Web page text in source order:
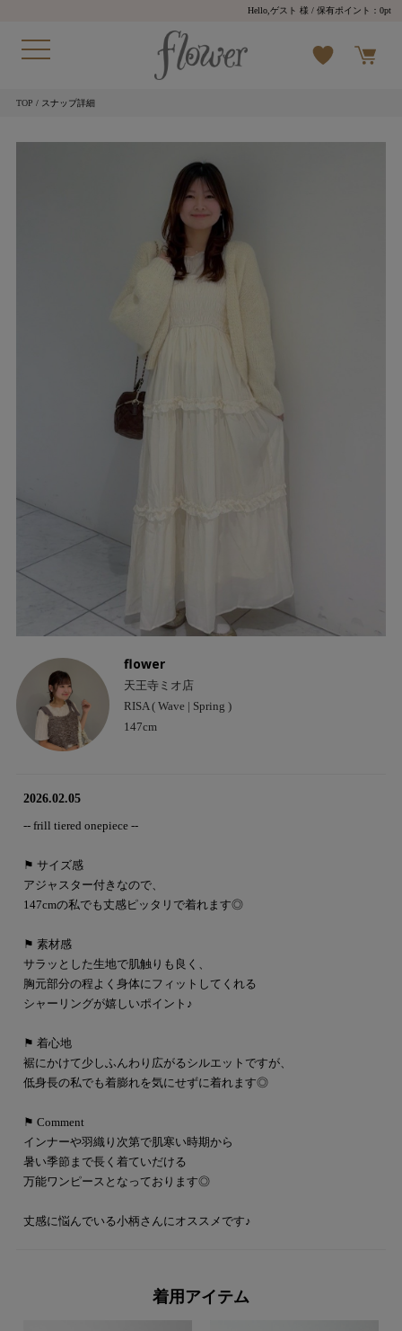
Hello,ゲスト 様 / 保有ポイント：0pt
TOP / スナップ詳細
flower
天王寺ミオ店
RISA ( Wave | Spring )
147cm
2026.02.05
-- frill tiered onepiece --
⚑ サイズ感
アジャスター付きなので、
147cmの私でも丈感ピッタリで着れます◎
⚑ 素材感
サラッとした生地で肌触りも良く、
胸元部分の程よく身体にフィットしてくれる
シャーリングが嬉しいポイント♪
⚑ 着心地
裾にかけて少しふんわり広がるシルエットですが、
低身長の私でも着膨れを気にせずに着れます◎
⚑ Comment
インナーや羽織り次第で肌寒い時期から
暑い季節まで長く着ていだける
万能ワンピースとなっております◎
丈感に悩んでいる小柄さんにオススメです♪
着用アイテム